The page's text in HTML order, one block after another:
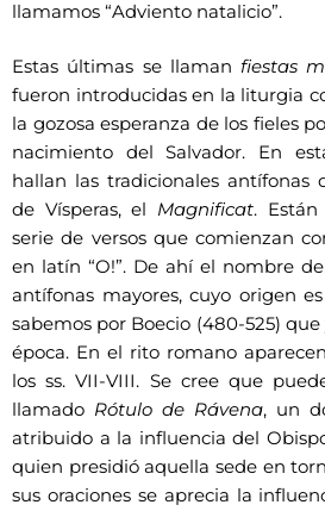
llamamos “Adviento natalicio”.
Estas últimas se llaman fiestas
fueron introducidas en la liturgia
la gozosa esperanza de los fieles
nacimiento del Salvador. En
hallan las tradicionales antífonas
de Vísperas, el Magnificat.
serie de versos que comienzan
en latín “O!”. De ahí el nombre
antífonas mayores, cuyo origen
sabemos por Boecio (480-525)
época. En el rito romano
los ss. VII-VIII. Se cree que
llamado Rótulo de Rávena, un
atribuido a la influencia del
quien presidió aquella sede en
sus oraciones se aprecia la